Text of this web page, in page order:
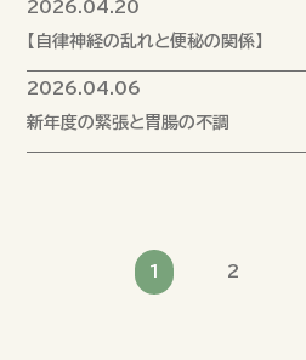
2026.04.20
【自律神経の乱れと便秘の関係】
2026.04.06
新年度の緊張と胃腸の不調
1 2